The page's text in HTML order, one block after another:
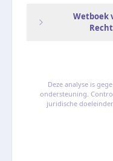
Wetboek
Deze analyse is
ondersteuning.
juridische